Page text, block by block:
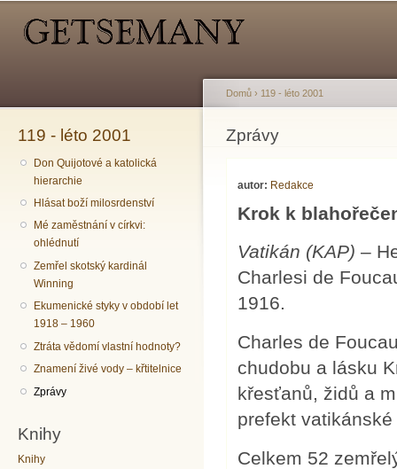
119 - léto 2001
Don Quijotové a katolická
hierarchie
Hlásat boží milosrdenství
Mé zaměstnání v církvi:
ohlédnutí
Zemřel skotský kardinál
Winning
Ekumenické styky v období let
1918 – 1960
Ztráta vědomí vlastní hodnoty?
Znamení živé vody – křtitelnice
Zprávy
Knihy
Knihy
Jste zde
Domů › 119 - léto 2001
Zprávy
autor: Redakce
Krok k
Vatikán (KAP) –
Charlesi de
1916.
Charles de
chudobu a lásku
křesťanů, židů a
prefekt
Celkem 52